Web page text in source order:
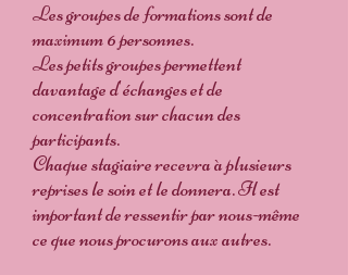
Les groupes de formations sont de
maximum 6 personnes.
Les petits groupes permettent
davantage d'échanges et de
concentration sur chacun des
participants.
Chaque stagiaire recevra à plusieurs
reprises le soin et le donnera. Il est
important de ressentir par nous-même
ce que nous procurons aux autres.